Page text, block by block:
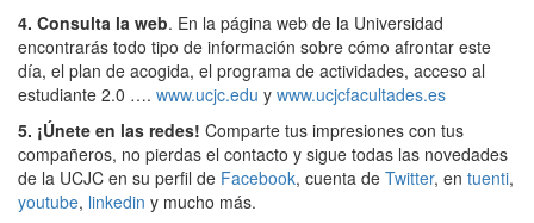
4. Consulta la web. En la página web de la Universidad
encontrarás todo tipo de información sobre cómo afrontar este
día, el plan de acogida, el programa de actividades, acceso al
estudiante 2.0 …. www.ucjc.edu y www.ucjcfacultades.es
5. ¡Únete en las redes! Comparte tus impresiones con tus
compañeros, no pierdas el contacto y sigue todas las novedades
de la UCJC en su perfil de Facebook, cuenta de Twitter, en tuenti,
youtube, linkedin y mucho más.